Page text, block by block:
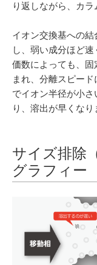
り返しながら、カラ
イオン交換基への
し、弱い成分ほど
価数によっても、
まれ、分離スピー
でイオン半径が小
り、溶出が早くなり
サイズ排除
グラフィー